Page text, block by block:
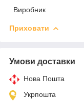
Виробник
Приховати
Умови доставки
Нова Пошта
Укрпошта